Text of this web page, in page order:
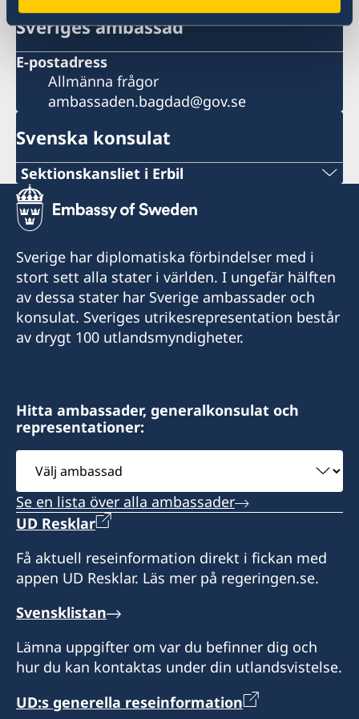
Sveriges ambassad
E-postadress
Allmänna frågor
ambassaden.bagdad@gov.se
Svenska konsulat
Sektionskansliet i Erbil
Stängt för allmänheten.
Sverige har diplomatiska förbindelser med i
stort sett alla stater i världen. I ungefär hälften
av dessa stater har Sverige ambassader och
konsulat. Sveriges utrikesrepresentation består
av drygt 100 utlandsmyndigheter.
Hitta ambassader, generalkonsulat och
representationer:
Välj
ambassad
Se en lista över alla ambassader
UD Resklar
Få aktuell reseinformation direkt i fickan med
appen UD Resklar. Läs mer på regeringen.se.
Svensklistan
Lämna uppgifter om var du befinner dig och
hur du kan kontaktas under din utlandsvistelse.
UD:s generella reseinformation